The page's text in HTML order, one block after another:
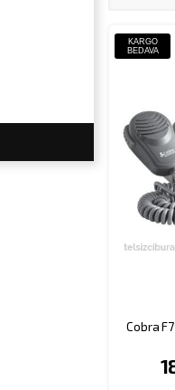
KARGO
BEDAVA
Cobra